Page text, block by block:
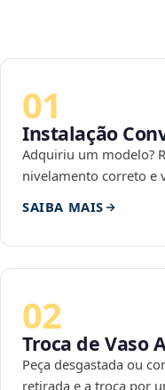
01
Instalação
Adquiriu um modelo?
nivelamento correto e
SAIBA MAIS
02
Troca de Vaso
Peça desgastada ou
retirada e a troca por